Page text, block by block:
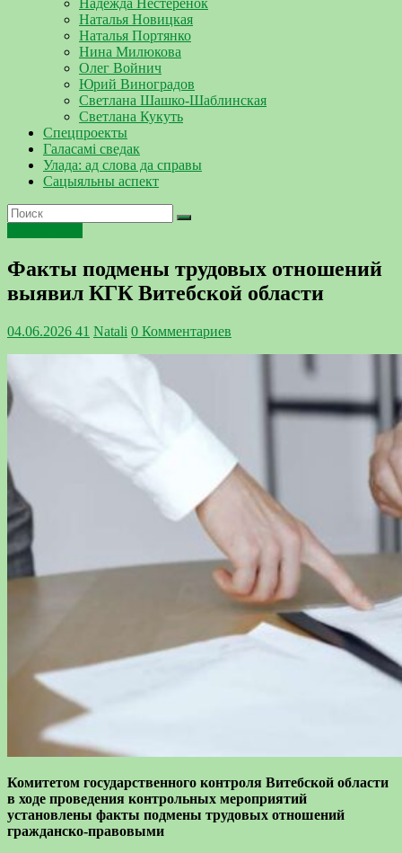
Надежда Нестерёнок
Наталья Новицкая
Наталья Портянко
Нина Милюкова
Олег Войнич
Юрий Виноградов
Светлана Шашко-Шаблинская
Светлана Кукуть
Спецпроекты
Галасамі сведак
Улада: ад слова да справы
Сацыяльны аспект
Факты подмены трудовых отношений
выявил КГК Витебской области
04.06.2026 41 Natali 0 Комментариев
Комитетом государственного контроля Витебской области
в ходе проведения контрольных мероприятий
установлены факты подмены трудовых отношений
гражданско-правовыми